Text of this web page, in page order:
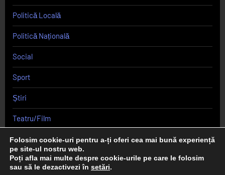
Politică Locală
Politică Națională
Social
Sport
Știri
Teatru/Film
Uncategorized
Folosim cookie-uri pentru a-ți oferi cea mai bună experiență
pe site-ul nostru web.
Poți afla mai multe despre cookie-urile pe care le folosim
sau să le dezactivezi în setări.